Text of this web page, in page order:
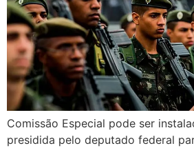
Comissão Especial pode ser
presidida pelo deputado federal